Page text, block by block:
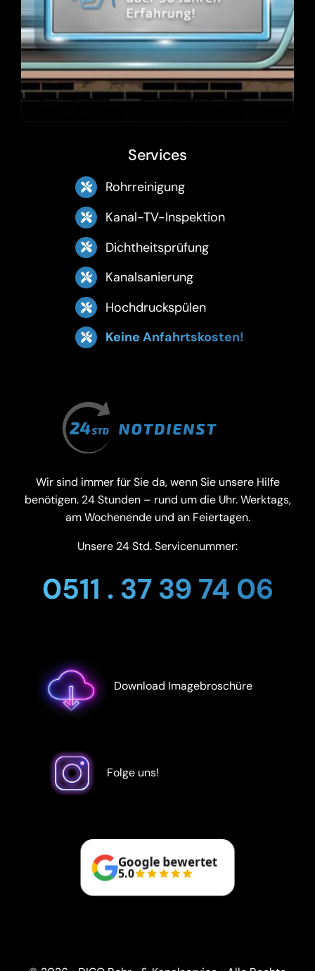
Services
Rohrreinigung
Kanal-TV-Inspektion
Dichtheitsprüfung
Kanalsanierung
Hochdruckspülen
Keine Anfahrtskosten!
Wir sind immer für Sie da, wenn Sie unsere Hilfe
benötigen. 24 Stunden – rund um die Uhr. Werktags,
am Wochenende und an Feiertagen.
Unsere 24 Std. Servicenummer:
0511 . 37 39 74 06
Download Imagebroschüre
Folge uns!
Google bewertet
5.0